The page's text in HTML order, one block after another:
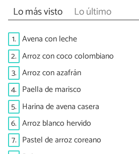
Lo más visto Lo último
1. Avena con leche
2. Arroz con coco colombiano
3. Arroz con azafrán
4. Paella de marisco
5. Harina de avena casera
6. Arroz blanco hervido
7. Pastel de arroz coreano